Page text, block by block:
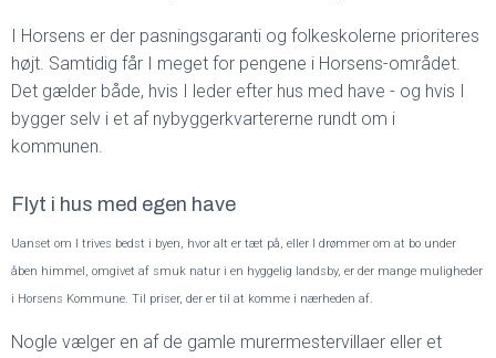
I Horsens er der pasningsgaranti og folkeskolerne prioriteres
højt. Samtidig får I meget for pengene i Horsens-området.
Det gælder både, hvis I leder efter hus med have - og hvis I
bygger selv i et af nybyggerkvartererne rundt om i
kommunen.
Flyt i hus med egen have
Uanset om I trives bedst i byen, hvor alt er tæt på, eller I drømmer om at bo under
åben himmel, omgivet af smuk natur i en hyggelig landsby, er der mange muligheder
i Horsens Kommune. Til priser, der er til at komme i nærheden af.
Nogle vælger en af de gamle murermestervillaer eller et